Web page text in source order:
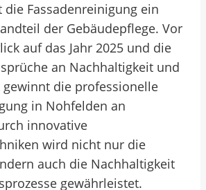
die Fassadenreinigung ein
der Gebäudepflege. Vor
auf das Jahr 2025 und die
an Nachhaltigkeit und
die professionelle
in Nohfelden an
innovative
wird nicht nur die
auch die Nachhaltigkeit
gewährleistet.